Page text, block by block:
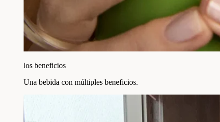
los beneficios
Una bebida con múltiples beneficios.